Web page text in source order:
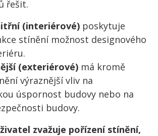
řešit.
(interiérové) poskytuje
stínění možnost designového
(exteriérové) má kromě
výraznější vliv na
úspornost budovy nebo na
budovy.
zvažuje pořízení stínění,